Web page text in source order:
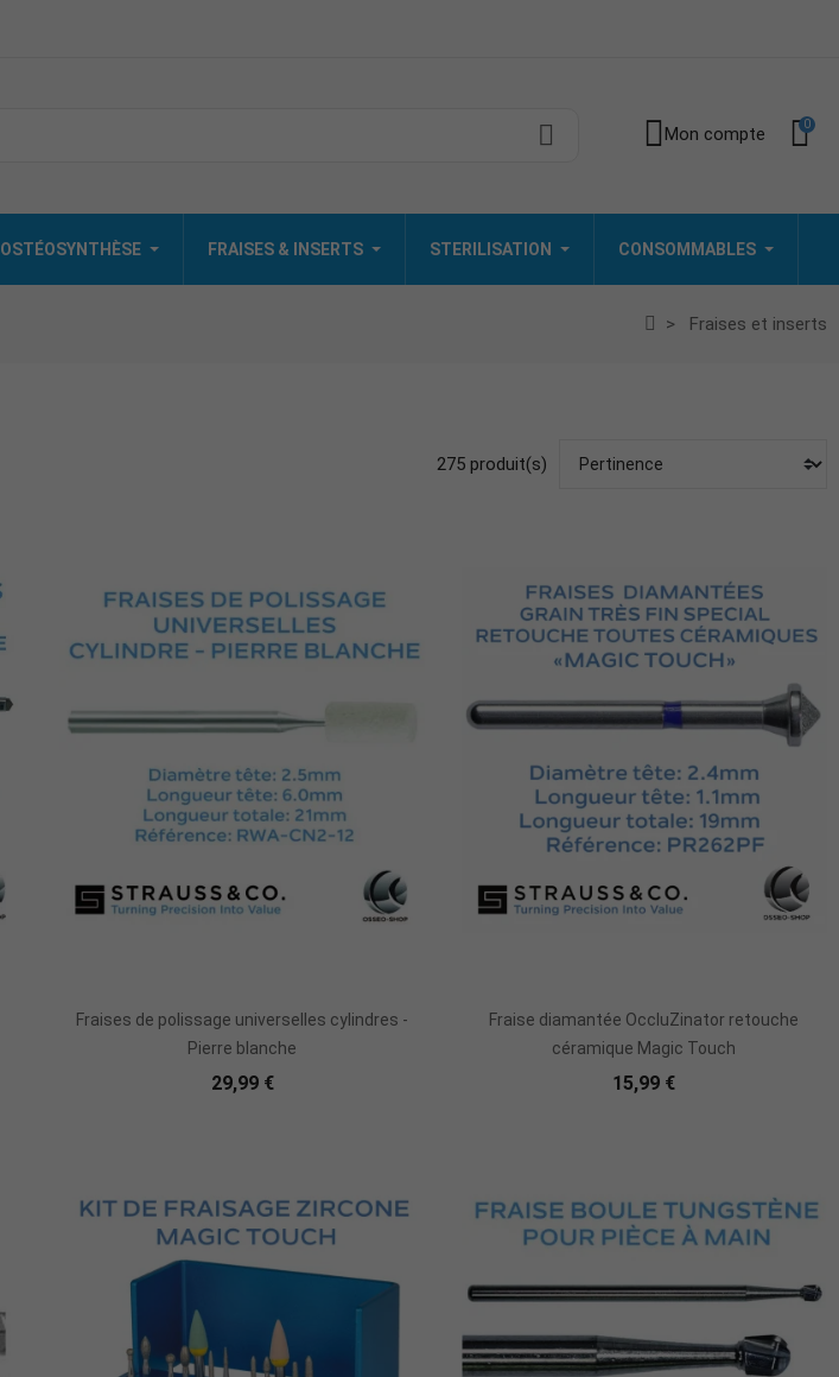
Mon compte 0
OSTÉOSYNTHÈSE FRAISES & INSERTS STERILISATION CONSOMMABLES
Fraises et inserts
275 produit(s)
Fraises de polissage universelles cylindres -
Pierre blanche
29,99 €
Fraise diamantée OccluZinator retouche
céramique Magic Touch
15,99 €